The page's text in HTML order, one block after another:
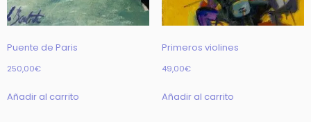
Puente de Paris
250,00€
Añadir al carrito
Primeros violines
49,00€
Añadir al carrito